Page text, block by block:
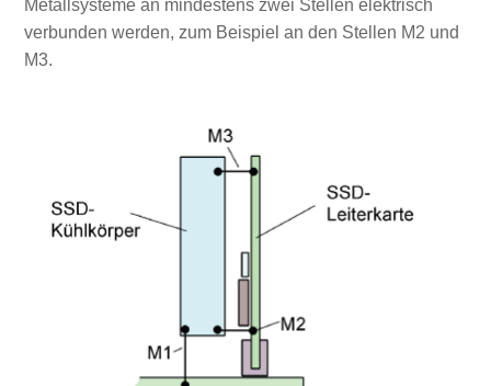
Metallsysteme an mindestens zwei Stellen elektrisch
verbunden werden, zum Beispiel an den Stellen M2 und
M3.